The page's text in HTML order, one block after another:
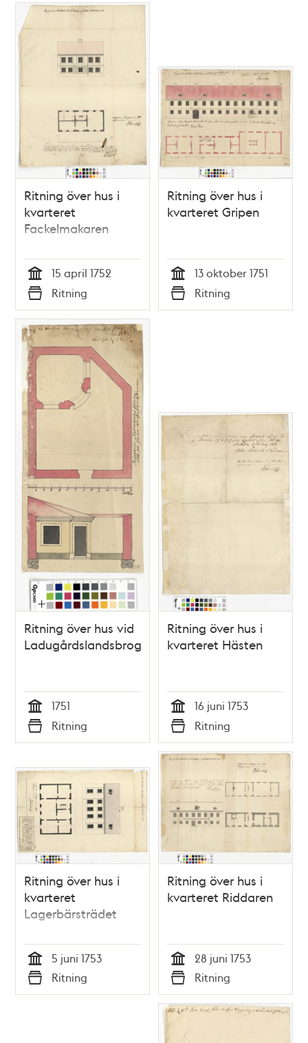
Ritning över hus i
kvarteret
Fackelmakaren
Tid
15 april 1752
Typ
Ritning
Ritning över hus i
kvarteret Gripen
Tid
13 oktober 1751
Typ
Ritning
Ritning över hus vid
Ladugårdslandsbrogatan
Tid
1751
Typ
Ritning
Ritning över hus i
kvarteret Hästen
Tid
16 juni 1753
Typ
Ritning
Ritning över hus i
kvarteret
Lagerbärsträdet
Tid
5 juni 1753
Typ
Ritning
Ritning över hus i
kvarteret Riddaren
Tid
28 juni 1753
Typ
Ritning